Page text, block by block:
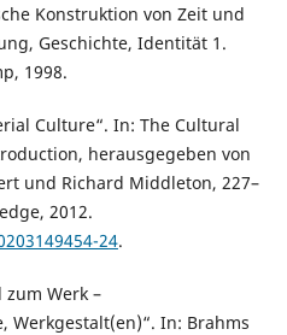
Konstruktion von Zeit und
Geschichte, Identität 1.
1998.
Culture“. In: The Cultural
herausgegeben von
und Richard Middleton, 227–
2012.
24.
zum Werk –
Werkgestalt(en)“. In: Brahms